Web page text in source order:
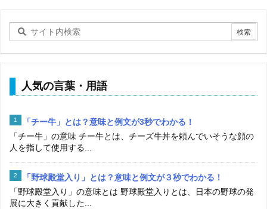
人気の言葉・用語
「チー牛」とは？意味と例文が3秒でわかる！
「チー牛」の意味 チー牛とは、チーズ牛丼を頼んでいそうな顔の
人を指して使用する...
「野球殿堂入り」とは？意味と例文が３秒でわかる！
「野球殿堂入り」の意味とは 野球殿堂入りとは、日本の野球の発
展に大きく貢献した...